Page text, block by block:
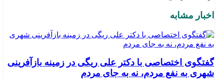
اخبار مشابه
گفتگوی اختصاصی با دکتر علی ریگی در زمینه بازآفرینی
شهری به نفع مردم، نه به جای مردم